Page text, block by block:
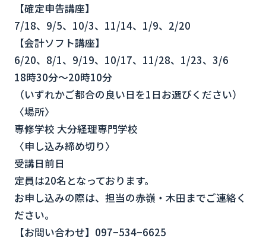
【確定申告講座】
7/18、9/5、10/3、11/14、1/9、2/20
【会計ソフト講座】
6/20、8/1、9/19、10/17、11/28、1/23、3/6
18時30分〜20時10分
（いずれかご都合の良い日を1日お選びください）
〈場所〉
専修学校 大分経理専門学校
〈申し込み締め切り〉
受講日前日
定員は20名となっております。
お申し込みの際は、担当の赤嶺・木田までご連絡く
ださい。
【お問い合わせ】097−534−6625